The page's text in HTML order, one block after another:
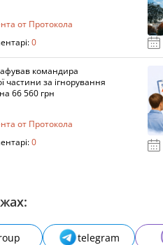
от Протокола
0
командира
частини за ігнорування
66 560 грн
от Протокола
0
telegram